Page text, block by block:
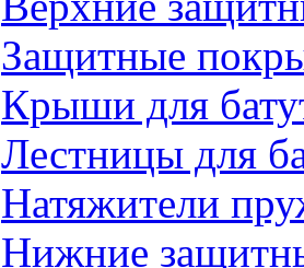
Защитные
Крыши для
Лестницы для
Натяжители
Нижние